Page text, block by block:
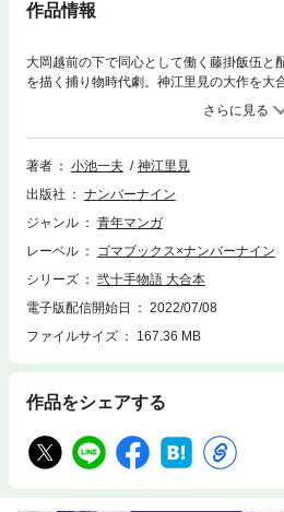
作品情報
大岡越前の下で同心として働く藤掛飯伍と
を描く捕り物時代劇。神江里見の大作を大
に他出版社様より配信していた内容と同様
著者 小池一夫
神江里見
出版社
ナンバーナイン
ジャンル
青年マンガ
レーベル
ゴマブックス×ナンバーナイン
シリーズ
弐十手物語 大合本
電子版配信開始日
2022/07/08
ファイルサイズ
167.36 MB
作品をシェアする